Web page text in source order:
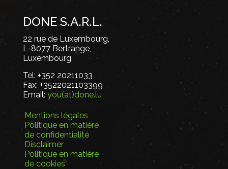
DONE S.A.R.L.
22 rue de Luxembourg,
L-8077 Bertrange,
Luxembourg
Tel: +352 20211033
Fax: +3522021103399
Email: you(at)done.lu
Mentions légales
Politique en matière
de confidentialité
Disclaimer
Politique en matière
de cookies